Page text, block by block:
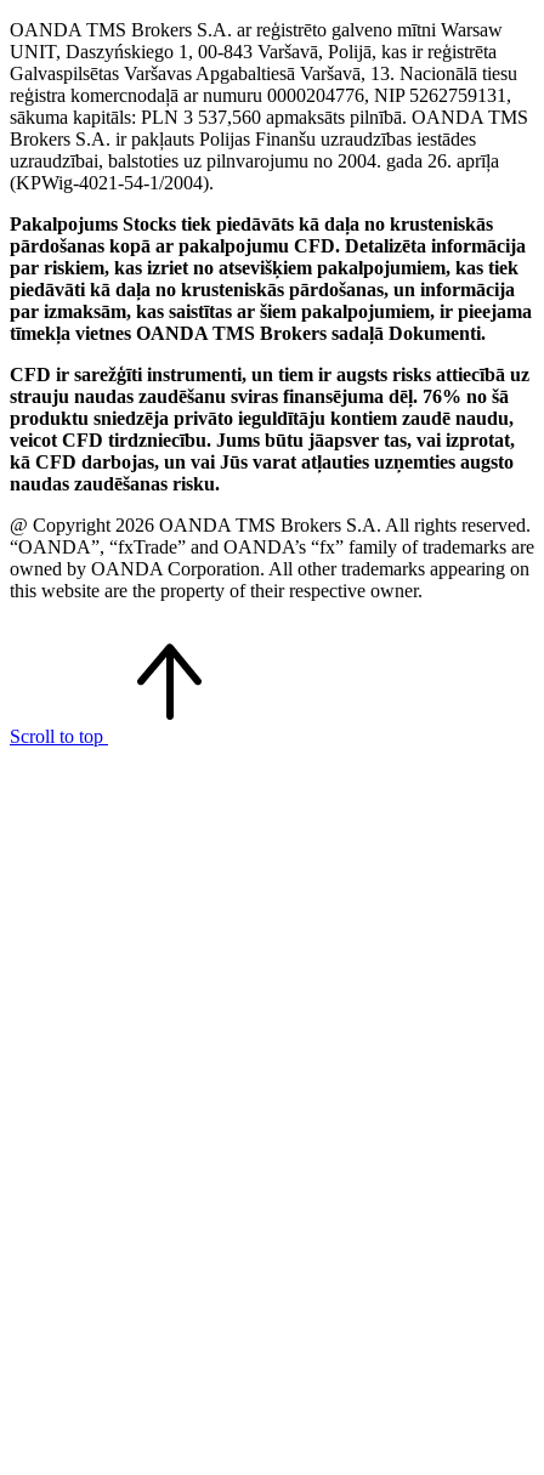
OANDA TMS Brokers S.A. ar reģistrēto galveno mītni Warsaw
UNIT, Daszyńskiego 1, 00-843 Varšavā, Polijā, kas ir reģistrēta
Galvaspilsētas Varšavas Apgabaltiesā Varšavā, 13. Nacionālā tiesu
reģistra komercnodaļā ar numuru 0000204776, NIP 5262759131,
sākuma kapitāls: PLN 3 537,560 apmaksāts pilnībā. OANDA TMS
Brokers S.A. ir pakļauts Polijas Finanšu uzraudzības iestādes
uzraudzībai, balstoties uz pilnvarojumu no 2004. gada 26. aprīļa
(KPWig-4021-54-1/2004).
Pakalpojums Stocks tiek piedāvāts kā daļa no krusteniskās
pārdošanas kopā ar pakalpojumu CFD. Detalizēta informācija
par riskiem, kas izriet no atsevišķiem pakalpojumiem, kas tiek
piedāvāti kā daļa no krusteniskās pārdošanas, un informācija
par izmaksām, kas saistītas ar šiem pakalpojumiem, ir pieejama
tīmekļa vietnes OANDA TMS Brokers sadaļā Dokumenti.
CFD ir sarežģīti instrumenti, un tiem ir augsts risks attiecībā uz
strauju naudas zaudēšanu sviras finansējuma dēļ. 76% no šā
produktu sniedzēja privāto ieguldītāju kontiem zaudē naudu,
veicot CFD tirdzniecību. Jums būtu jāapsver tas, vai izprotat,
kā CFD darbojas, un vai Jūs varat atļauties uzņemties augsto
naudas zaudēšanas risku.
@ Copyright 2026 OANDA TMS Brokers S.A. All rights reserved.
“OANDA”, “fxTrade” and OANDA’s “fx” family of trademarks are
owned by OANDA Corporation. All other trademarks appearing on
this website are the property of their respective owner.
Scroll to top